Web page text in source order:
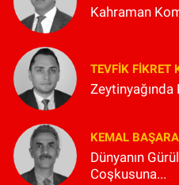
Kahraman
TEVFIK FIKRET
KEMAL
Dünyanın
Coşkusuna...